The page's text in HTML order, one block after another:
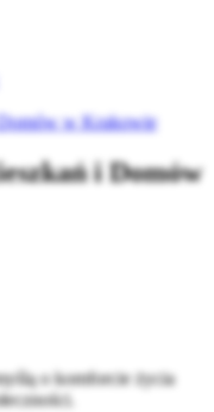
w Krakowie
i Domów
o komforcie życia